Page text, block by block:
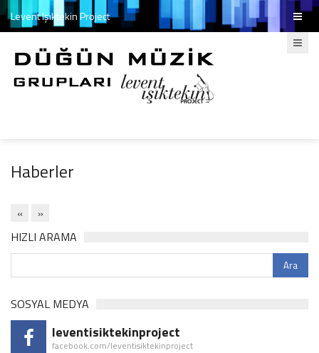
Levent Işıktekin Project
Haberler
« »
HIZLI ARAMA
SOSYAL MEDYA
leventisiktekinproject
facebook.com/leventisiktekinproject